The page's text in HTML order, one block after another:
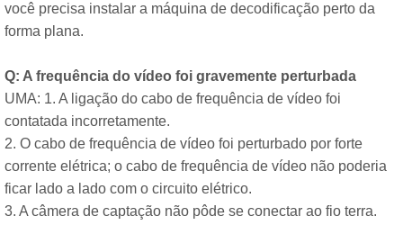
você precisa instalar a máquina de decodificação perto da
forma plana.
Q: A frequência do vídeo foi gravemente perturbada
UMA: 1. A ligação do cabo de frequência de vídeo foi
contatada incorretamente.
2. O cabo de frequência de vídeo foi perturbado por forte
corrente elétrica; o cabo de frequência de vídeo não poderia
ficar lado a lado com o circuito elétrico.
3. A câmera de captação não pôde se conectar ao fio terra.